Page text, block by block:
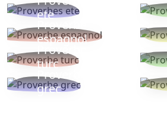
ete
Proverbe
espagnol
Proverbe
turc
Proverbe
grec